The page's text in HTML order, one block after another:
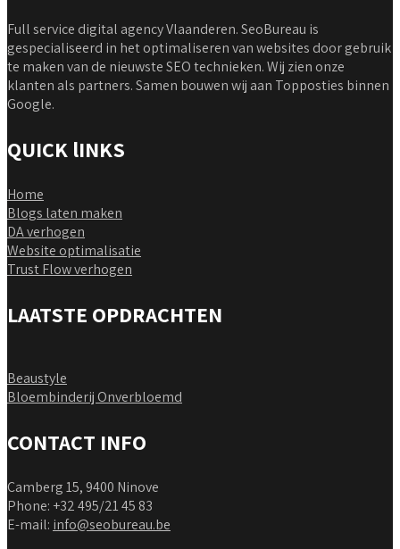
Full service digital agency Vlaanderen. SeoBureau is
gespecialiseerd in het optimaliseren van websites door gebruik
te maken van de nieuwste SEO technieken. Wij zien onze
klanten als partners. Samen bouwen wij aan Topposties binnen
Google.
QUICK lINKS
Home
Blogs laten maken
DA verhogen
Website optimalisatie
Trust Flow verhogen
LAATSTE OPDRACHTEN
Beaustyle
Bloembinderij Onverbloemd
CONTACT INFO
Camberg 15, 9400 Ninove
Phone: +32 495/21 45 83
E-mail: info@seobureau.be